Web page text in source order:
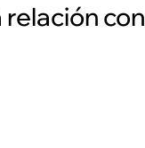
con